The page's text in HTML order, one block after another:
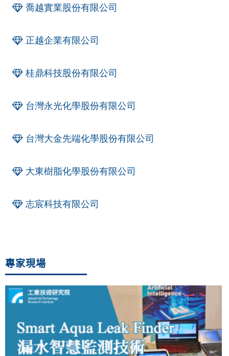
喬越實業股份有限公司
正越企業有限公司
桂鼎科技股份有限公司
台灣永光化學股份有限公司
台灣大金先端化學股份有限公司
大東樹脂化學股份有限公司
志宸科技有限公司
專家現場